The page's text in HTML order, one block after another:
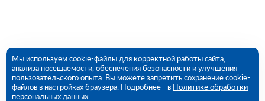
Мы используем cookie-файлы для корректной работы сайта,
анализа посещаемости, обеспечения безопасности и улучшения
пользовательского опыта. Вы можете запретить сохранение cookie-
файлов в настройках браузера. Подробнее - в Политике обработки
персональных данных